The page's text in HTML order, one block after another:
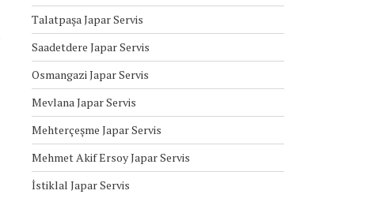
Talatpaşa Japar Servis
Saadetdere Japar Servis
Osmangazi Japar Servis
Mevlana Japar Servis
Mehterçeşme Japar Servis
Mehmet Akif Ersoy Japar Servis
İstiklal Japar Servis